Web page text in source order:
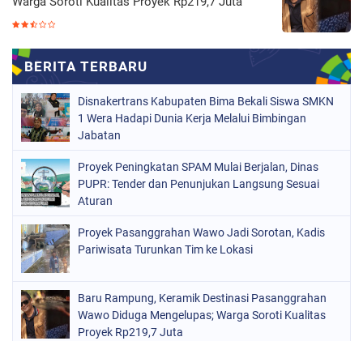
Disnakertrans Kabupaten Bima Bekali Siswa SMKN
1 Wera Hadapi Dunia Kerja Melalui Bimbingan
Jabatan
Proyek Peningkatan SPAM Mulai Berjalan, Dinas
PUPR: Tender dan Penunjukan Langsung Sesuai
Aturan
Proyek Pasanggrahan Wawo Jadi Sorotan, Kadis
Pariwisata Turunkan Tim ke Lokasi
Baru Rampung, Keramik Destinasi Pasanggrahan
Wawo Diduga Mengelupas; Warga Soroti Kualitas
Proyek Rp219,7 Juta